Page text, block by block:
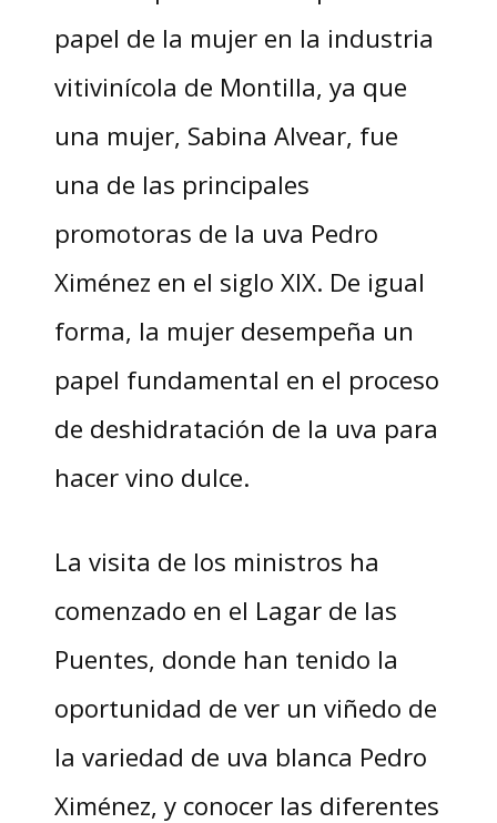
papel de la mujer en la industria
vitivinícola de Montilla, ya que
una mujer, Sabina Alvear, fue
una de las principales
promotoras de la uva Pedro
Ximénez en el siglo XIX. De igual
forma, la mujer desempeña un
papel fundamental en el proceso
de deshidratación de la uva para
hacer vino dulce.
La visita de los ministros ha
comenzado en el Lagar de las
Puentes, donde han tenido la
oportunidad de ver un viñedo de
la variedad de uva blanca Pedro
Ximénez, y conocer las diferentes